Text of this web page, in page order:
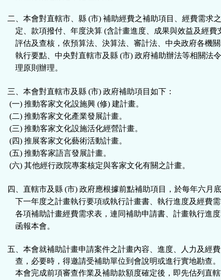
區
二、本會對直轄市、縣 (市) 補助經費之補助項目、經費需求
定、款項撥付、年度決算 (含計畫進度、成果與效益及經費
評估及查核，依預算法、決算法、審計法、中央政府各機
執行要點、中央對直轄市及縣 (市) 政府補助辦法等相關法
理原則辦理。
三、本會對直轄市及縣 (市) 政府補助項目如下：
(一) 推動客家文化設施興 (修) 建計畫。
(二) 推動客家文化產業發展計畫。
(三) 推動客家文化設施活化經營計畫。
(四) 推展客家文化藝術活動計畫。
(五) 推動客家語言發展計畫。
(六) 其他經行政院專案核定與客家文化有關之計畫。
四、直轄市及縣 (市) 政府應根據前點補助項目，於每年六月
下一年度之計畫執行要項或執行計畫書、執行進度及經費
各項補助計畫經費需求表，連同補助申請書、計畫執行進
函報本會。
五、本會就補助計畫申請案件之計畫內容、進度、人力及經
查，必要時，得邀請受補助單位到會說明或進行實地勘查。
本會完成前項審查作業及補助款額度確定後，即先估列直